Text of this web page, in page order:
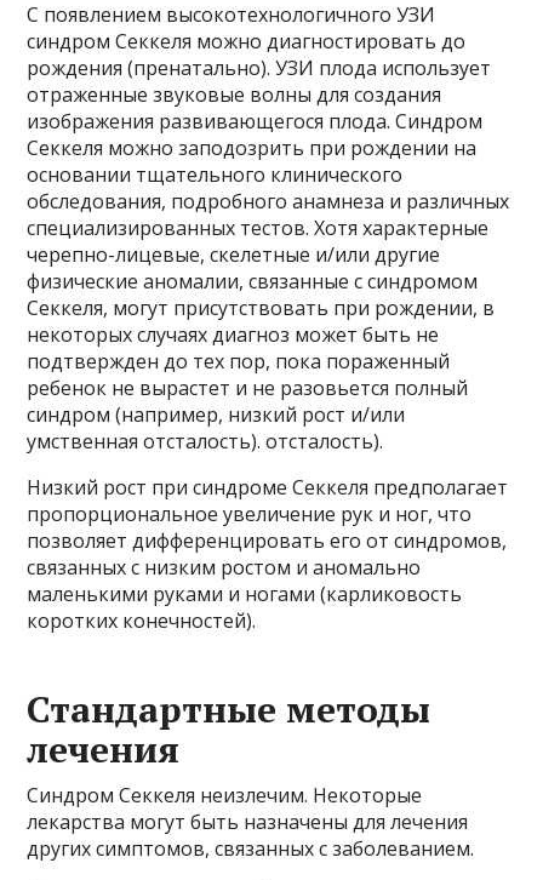
С появлением высокотехнологичного УЗИ
синдром Секкеля можно диагностировать до
рождения (пренатально). УЗИ плода использует
отраженные звуковые волны для создания
изображения развивающегося плода. Синдром
Секкеля можно заподозрить при рождении на
основании тщательного клинического
обследования, подробного анамнеза и различных
специализированных тестов. Хотя характерные
черепно-лицевые, скелетные и/или другие
физические аномалии, связанные с синдромом
Секкеля, могут присутствовать при рождении, в
некоторых случаях диагноз может быть не
подтвержден до тех пор, пока пораженный
ребенок не вырастет и не разовьется полный
синдром (например, низкий рост и/или
умственная отсталость). отсталость).
Низкий рост при синдроме Секкеля предполагает
пропорциональное увеличение рук и ног, что
позволяет дифференцировать его от синдромов,
связанных с низким ростом и аномально
маленькими руками и ногами (карликовость
коротких конечностей).
Стандартные методы
лечения
Синдром Секкеля неизлечим. Некоторые
лекарства могут быть назначены для лечения
других симптомов, связанных с заболеванием.